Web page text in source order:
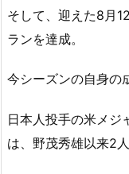
そして、迎えた8月
ランを達成。
今シーズンの自身の
日本人投手の米メジ
は、野茂秀雄以来2人